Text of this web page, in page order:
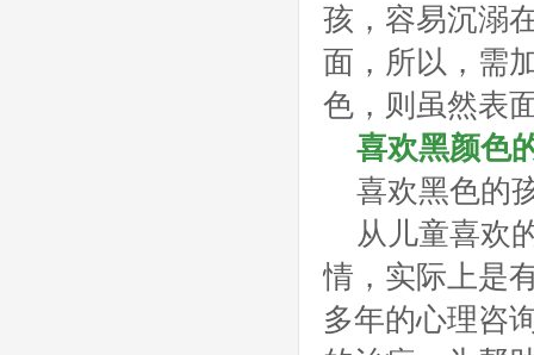
孩，容易沉溺
面，所以，需
色，则虽然表
喜欢黑颜色
喜欢黑色的
从儿童喜欢
情，实际上是
多年的心理咨